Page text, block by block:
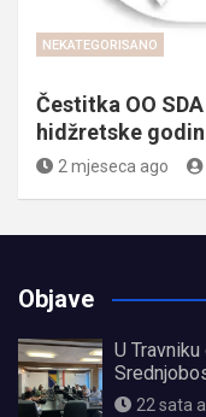
NEKATEGORISANO
Čestitka OO
hidžretske
2 mjeseca ago
Objave
U
22 sata